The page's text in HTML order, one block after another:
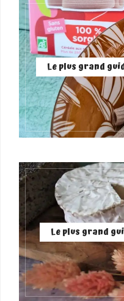
Le plus grand
Le plus grand